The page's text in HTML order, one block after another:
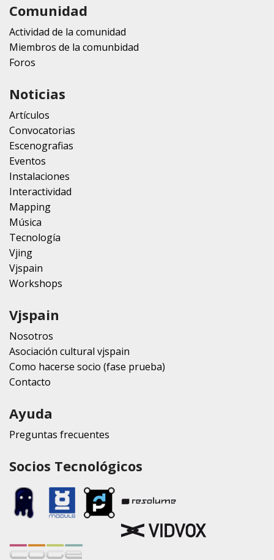
Comunidad
Actividad de la comunidad
Miembros de la comunbidad
Foros
Noticias
Artículos
Convocatorias
Escenografias
Eventos
Instalaciones
Interactividad
Mapping
Música
Tecnología
Vjing
Vjspain
Workshops
Vjspain
Nosotros
Asociación cultural vjspain
Como hacerse socio (fase prueba)
Contacto
Ayuda
Preguntas frecuentes
Socios Tecnológicos